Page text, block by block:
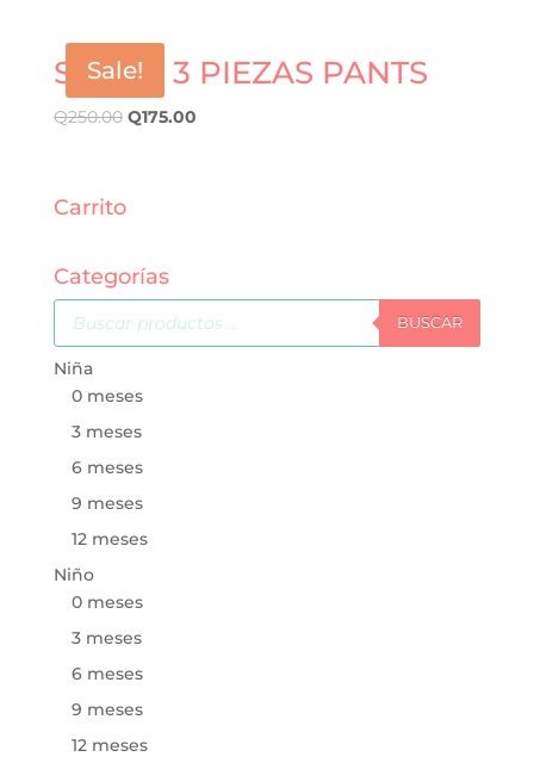
Sale!
SET DE 3 PIEZAS PANTS
Q250.00 Q175.00
Carrito
Categorías
Búsqueda
de
productos
BUSCAR
Niña
0 meses
3 meses
6 meses
9 meses
12 meses
Niño
0 meses
3 meses
6 meses
9 meses
12 meses